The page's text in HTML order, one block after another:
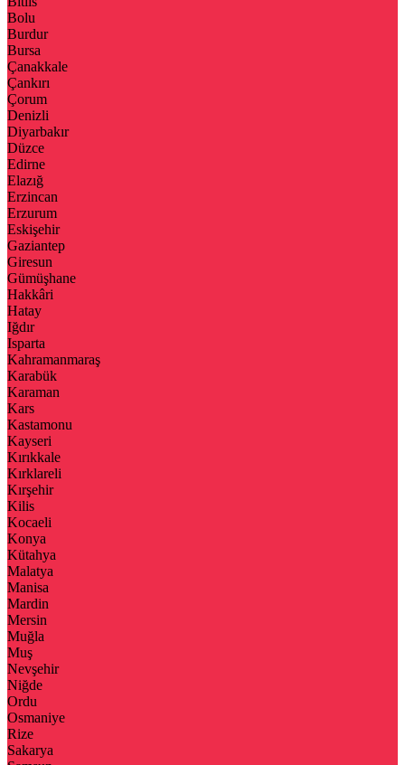
Bolu
Burdur
Bursa
Çanakkale
Çankırı
Çorum
Denizli
Diyarbakır
Düzce
Edirne
Elazığ
Erzincan
Erzurum
Eskişehir
Gaziantep
Giresun
Gümüşhane
Hakkâri
Hatay
Iğdır
Isparta
Kahramanmaraş
Karabük
Karaman
Kars
Kastamonu
Kayseri
Kırıkkale
Kırklareli
Kırşehir
Kilis
Kocaeli
Konya
Kütahya
Malatya
Manisa
Mardin
Mersin
Muğla
Muş
Nevşehir
Niğde
Ordu
Osmaniye
Rize
Sakarya